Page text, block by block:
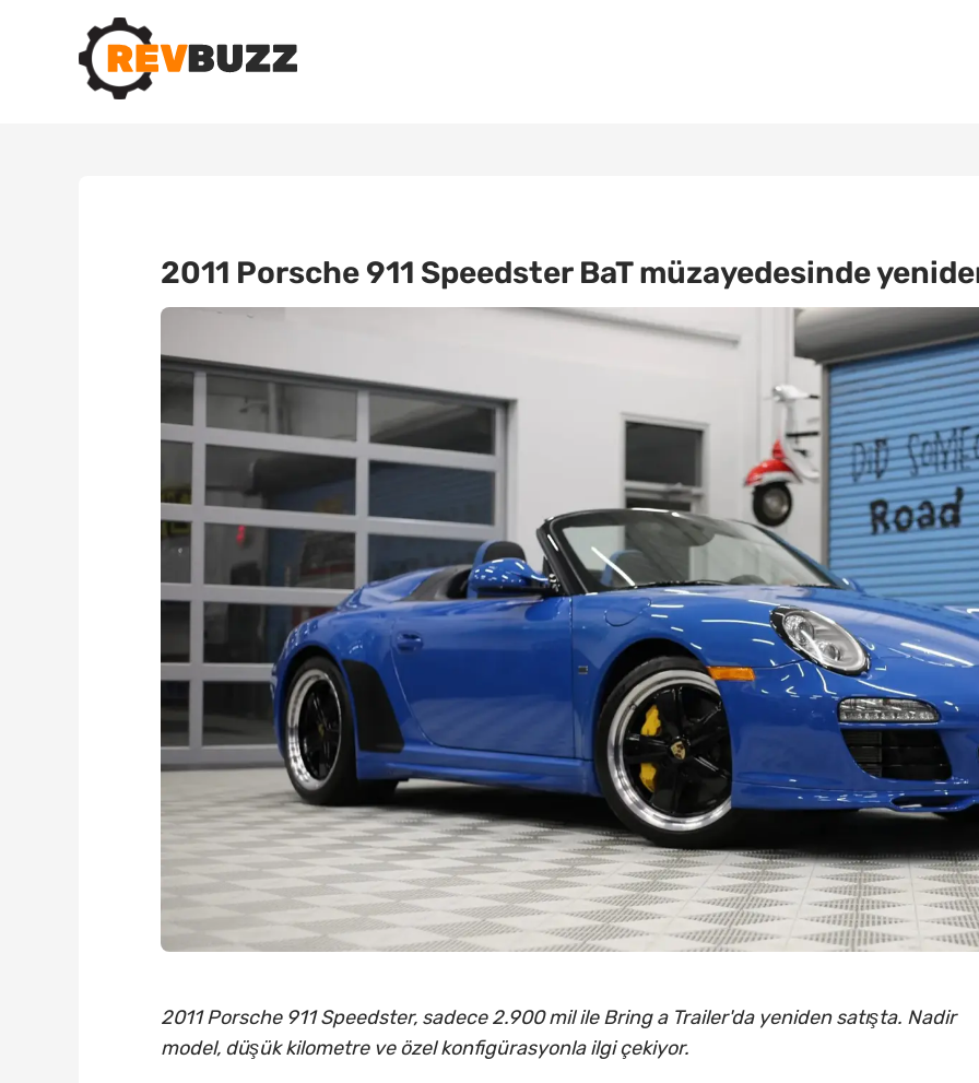
2011 Porsche 911 Speedster BaT müzayedesinde
2011 Porsche 911 Speedster, sadece 2.900 mil ile Bring a Trailer'da yeniden satışta. Nadir
model, düşük kilometre ve özel konfigürasyonla ilgi çekiyor.